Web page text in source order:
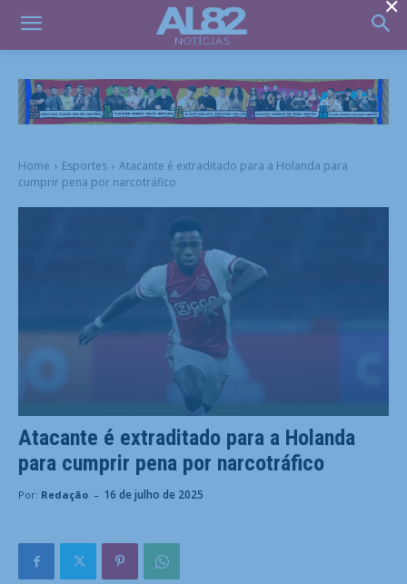
Home Esportes
Atacante é extraditado para a Holanda para
cumprir pena por narcotráfico
Atacante é extraditado para a Holanda
para cumprir pena por narcotráfico
Por: Redação - 16 de julho de 2025